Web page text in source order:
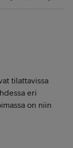
tilattavissa
eri
on niin